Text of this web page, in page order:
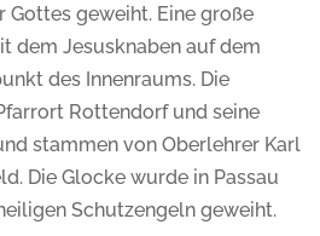
geweiht. Eine große
dem Jesusknaben auf dem
des Innenraums. Die
Rottendorf und seine
stammen von Oberlehrer Karl
Die Glocke wurde in Passau
Schutzengeln geweiht.